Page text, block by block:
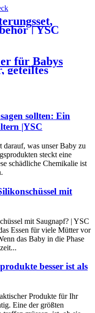
–
6-12
| YSC
für Babys
geteiltes
sollten: Ein
|YSC
was unser Baby zu
steckt eine
schädliche Chemikalie ist
mit
mit Saugnapf? | YSC
Essen für viele Mütter vor
das Baby in die Phase
besser ist als
Produkte für Ihr
Eine der größten